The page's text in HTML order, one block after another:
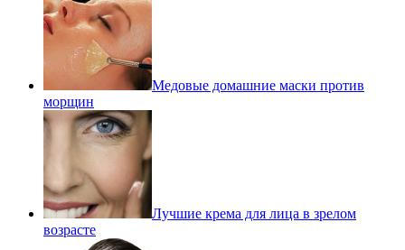
Медовые домашние маски против
морщин
Лучшие крема для лица в зрелом
возрасте